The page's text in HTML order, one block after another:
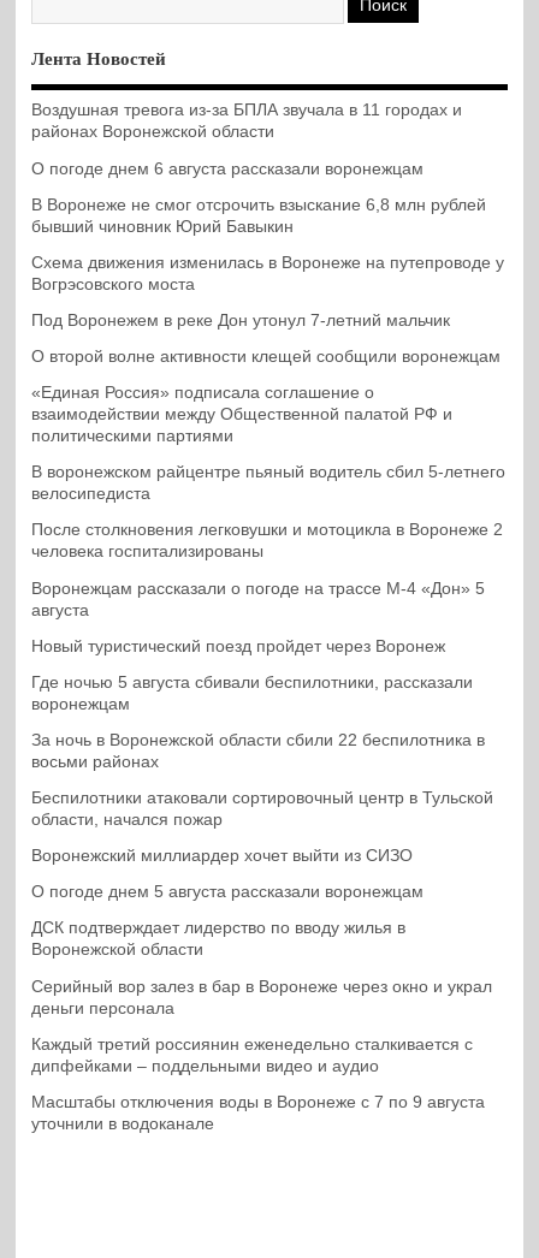
Лента Новостей
Воздушная тревога из-за БПЛА звучала в 11 городах и
районах Воронежской области
О погоде днем 6 августа рассказали воронежцам
В Воронеже не смог отсрочить взыскание 6,8 млн рублей
бывший чиновник Юрий Бавыкин
Схема движения изменилась в Воронеже на путепроводе у
Вогрэсовского моста
Под Воронежем в реке Дон утонул 7-летний мальчик
О второй волне активности клещей сообщили воронежцам
«Единая Россия» подписала соглашение о
взаимодействии между Общественной палатой РФ и
политическими партиями
В воронежском райцентре пьяный водитель сбил 5-летнего
велосипедиста
После столкновения легковушки и мотоцикла в Воронеже 2
человека госпитализированы
Воронежцам рассказали о погоде на трассе М-4 «Дон» 5
августа
Новый туристический поезд пройдет через Воронеж
Где ночью 5 августа сбивали беспилотники, рассказали
воронежцам
За ночь в Воронежской области сбили 22 беспилотника в
восьми районах
Беспилотники атаковали сортировочный центр в Тульской
области, начался пожар
Воронежский миллиардер хочет выйти из СИЗО
О погоде днем 5 августа рассказали воронежцам
ДСК подтверждает лидерство по вводу жилья в
Воронежской области
Серийный вор залез в бар в Воронеже через окно и украл
деньги персонала
Каждый третий россиянин еженедельно сталкивается с
дипфейками – поддельными видео и аудио
Масштабы отключения воды в Воронеже с 7 по 9 августа
уточнили в водоканале